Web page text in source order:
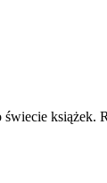
książek.